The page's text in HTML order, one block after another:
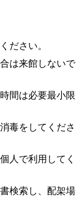
ださい。
は来館しないで
間は必要最小限
毒をしてくださ
人で利用してく
検索し、配架場